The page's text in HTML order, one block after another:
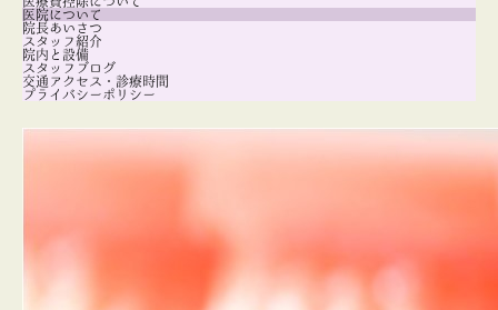
医院について
院長あいさつ
スタッフ紹介
院内と設備
スタッフブログ
交通アクセス・診療時間
プライバシーポリシー